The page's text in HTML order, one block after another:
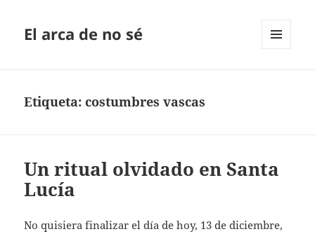
El arca de no sé
Etiqueta:costumbres vascas
Un ritual olvidado en Santa
Lucía
No quisiera finalizar el día de hoy, 13 de diciembre,